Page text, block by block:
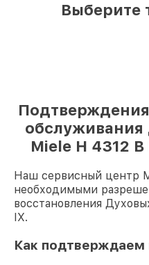
Выберите
Miele H 4312
Наш сервисный центр
необходимыми
восстановления
IX.
Как